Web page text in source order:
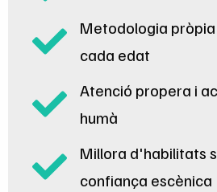
Metodologia
cada edat
Atenció propera i
humà
Millora d'habilitats
confiança escènica